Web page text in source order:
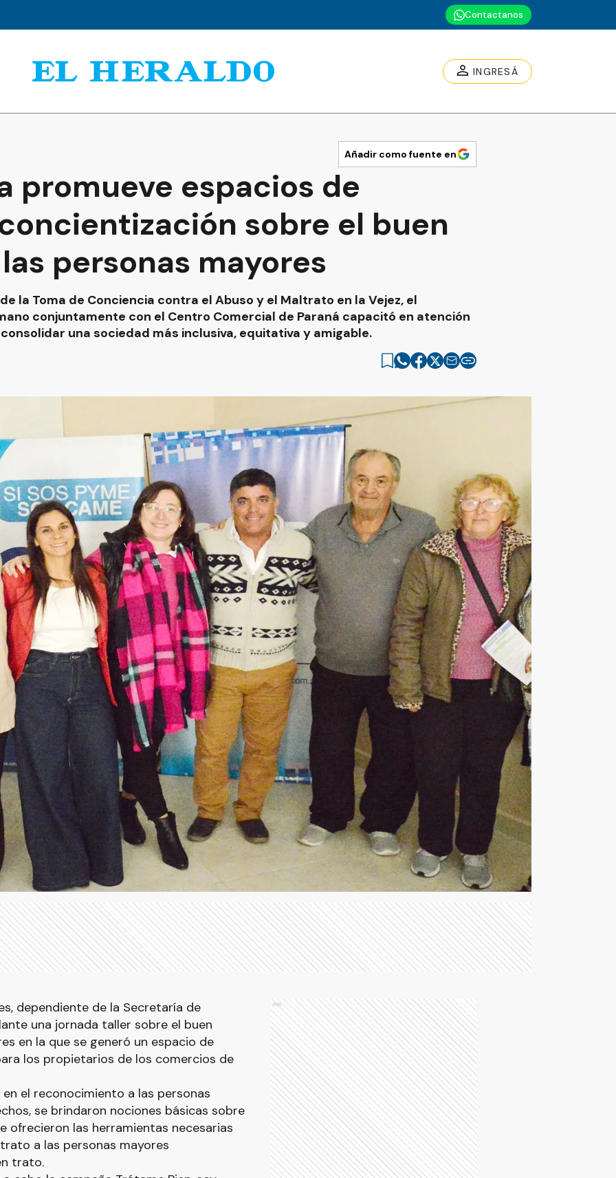
Contactanos
INGRESÁ
Añadir como fuente en
promueve espacios de
sobre el buen
personas mayores
la Toma de Conciencia contra el Abuso y el Maltrato en la Vejez, el
conjuntamente con el Centro Comercial de Paraná capacitó en atención
una sociedad más inclusiva, equitativa y amigable.
dependiente de la Secretaría de
una jornada taller sobre el buen
en la que se generó un espacio de
los propietarios de los comercios de
el reconocimiento a las personas
se brindaron nociones básicas sobre
ofrecieron las herramientas necesarias
a las personas mayores
trato.
Ads